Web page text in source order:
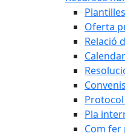
Oferta
Relació
Pla
Com fer